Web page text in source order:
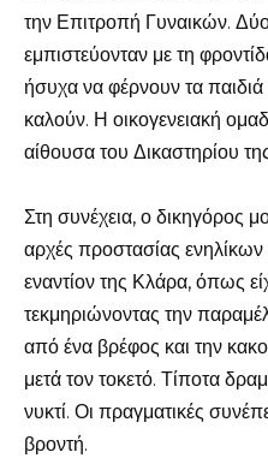
την Επιτροπή Γυναικών.
εμπιστεύονταν με τη
ήσυχα να φέρνουν τα
καλούν. Η οικογενειακή
αίθουσα του Δικαστηρίου
Στη συνέχεια, ο δικηγόρος
αρχές προστασίας
εναντίον της Κλάρα, όπως
τεκμηριώνοντας την
από ένα βρέφος και την
μετά τον τοκετό. Τίποτα
νυκτί. Οι πραγματικές
βροντή.